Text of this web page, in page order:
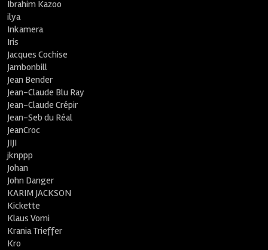
Ibrahim Kazoo
ilya
Inkamera
Iris
Jacques Cochise
Jambonbill
Jean Bender
Jean-Claude Blu Ray
Jean-Claude Crépir
Jean-Seb du Réal
JeanCroc
JIJI
jknppp
Johan
John Danger
KARIM JACKSON
Kickette
Klaus Vomi
Krania Trieffer
Kro